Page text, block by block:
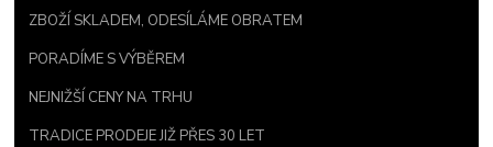
ZBOŽÍ SKLADEM, ODESÍLÁME OBRATEM
PORADÍME S VÝBĚREM
NEJNIŽŠÍ CENY NA TRHU
TRADICE PRODEJE JIŽ PŘES 30 LET